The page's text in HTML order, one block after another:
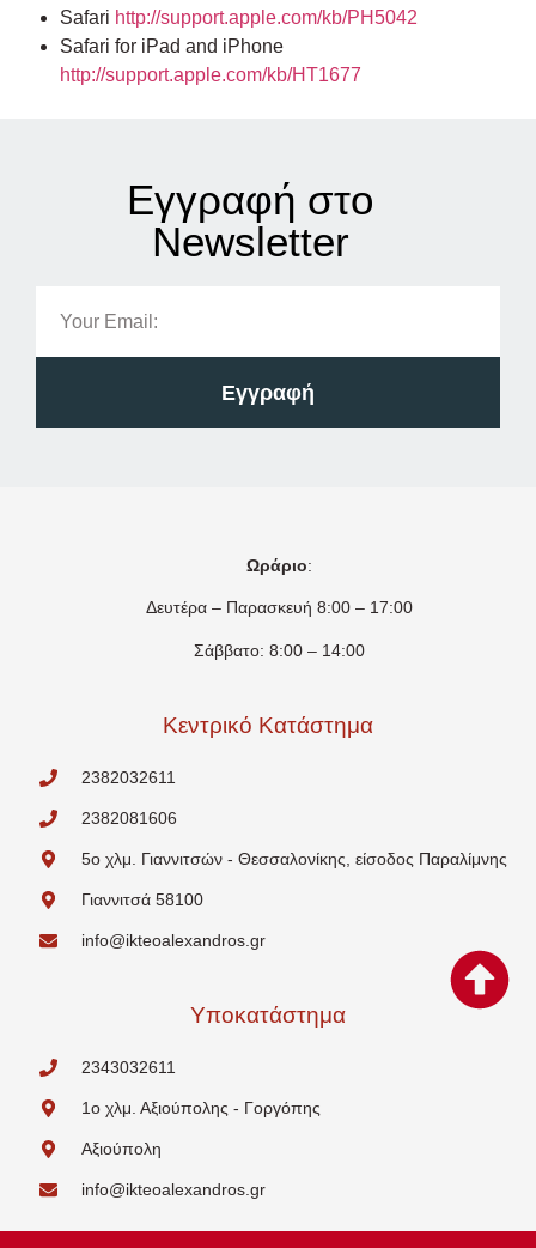
Safari http://support.apple.com/kb/PH5042
Safari for iPad and iPhone
http://support.apple.com/kb/HT1677
Εγγραφή στο
Νewsletter
Εγγραφή
Ωράριο:
Δευτέρα – Παρασκευή 8:00 – 17:00
Σάββατο: 8:00 – 14:00
Κεντρικό Κατάστημα
2382032611
2382081606
5o χλμ. Γιαννιτσών - Θεσσαλονίκης, είσοδος Παραλίμνης
Γιαννιτσά 58100
info@ikteoalexandros.gr
Υποκατάστημα
2343032611
1o χλμ. Αξιούπολης - Γοργόπης
Αξιούπολη
info@ikteoalexandros.gr